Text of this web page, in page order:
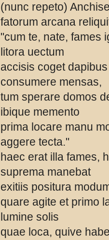
(nunc repeto)
fatorum arcana
"cum te, nate, fames
litora uectum
accisis coget dapibus
consumere mensas,
tum sperare domos
ibique memento
prima locare manu
aggere tecta."
haec erat illa fames,
suprema manebat
exitiis positura
quare agite et primo
lumine solis
quae loca, quive